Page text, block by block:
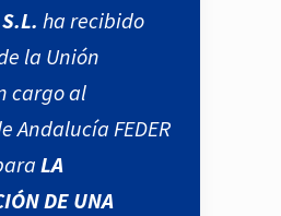
ha recibido
la Unión
cargo al
Andalucía FEDER
LA
DE UNA